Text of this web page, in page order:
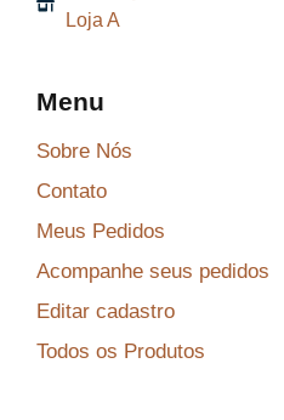
Loja A
Menu
Sobre Nós
Contato
Meus Pedidos
Acompanhe seus pedidos
Editar cadastro
Todos os Produtos